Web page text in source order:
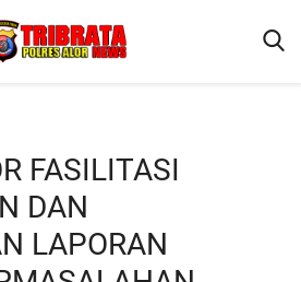
FASILITASI
DAN
LAPORAN